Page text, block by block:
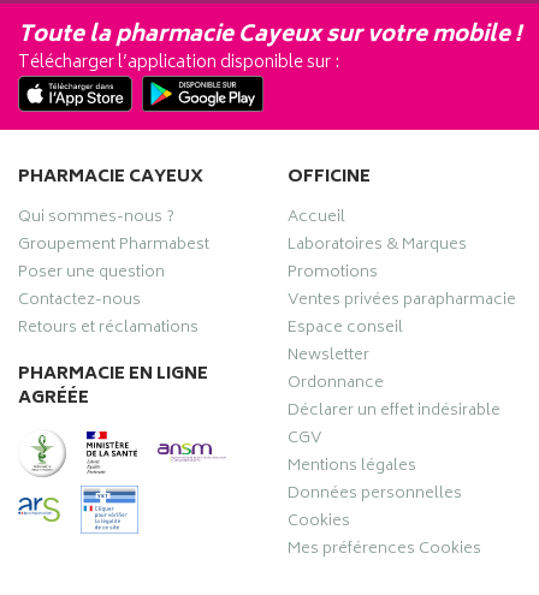
Toute la pharmacie Cayeux sur votre mobile !
Télécharger l’application disponible sur :
PHARMACIE CAYEUX
Qui sommes-nous ?
Groupement Pharmabest
Poser une question
Contactez-nous
Retours et réclamations
PHARMACIE EN LIGNE
AGRÉÉE
OFFICINE
Accueil
Laboratoires & Marques
Promotions
Ventes privées parapharmacie
Espace conseil
Newsletter
Ordonnance
Déclarer un effet indésirable
CGV
Mentions légales
Données personnelles
Cookies
Mes préférences Cookies